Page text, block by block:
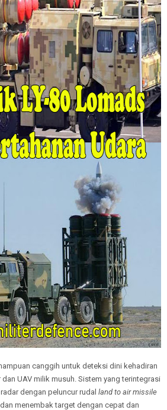
canggih untuk deteksi dini kehadiran
UAV milik musuh. Sistem yang terintegrasi
dengan peluncur rudal land to air missile
menembak target dengan cepat dan